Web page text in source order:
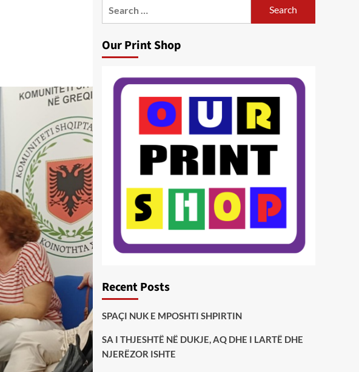
Our Print Shop
Recent Posts
SPAÇI NUK E MPOSHTI SHPIRTIN
SA I THJESHTË NË DUKJE, AQ DHE I LARTË DHE
NJERËZOR ISHTE